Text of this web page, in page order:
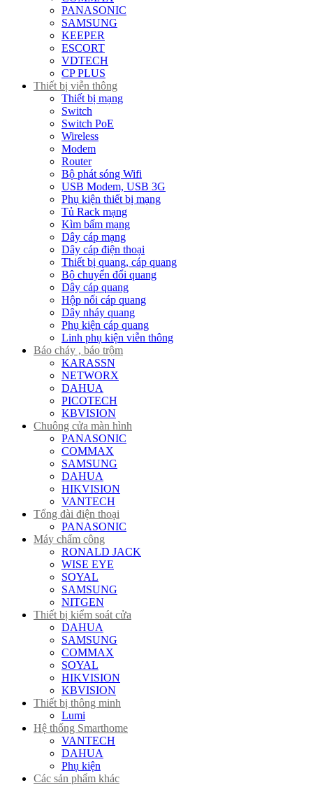
PANASONIC
SAMSUNG
KEEPER
ESCORT
VDTECH
CP PLUS
Thiết bị viễn thông
Thiết bị mạng
Switch
Switch PoE
Wireless
Modem
Router
Bộ phát sóng Wifi
USB Modem, USB 3G
Phụ kiện thiết bị mạng
Tủ Rack mạng
Kìm bấm mạng
Dây cáp mạng
Dây cáp điện thoại
Thiết bị quang, cáp quang
Bộ chuyển đổi quang
Dây cáp quang
Hộp nối cáp quang
Dây nháy quang
Phụ kiện cáp quang
Linh phụ kiện viễn thông
Báo cháy , báo trộm
KARASSN
NETWORX
DAHUA
PICOTECH
KBVISION
Chuông cửa màn hình
PANASONIC
COMMAX
SAMSUNG
DAHUA
HIKVISION
VANTECH
Tổng đài điện thoại
PANASONIC
Máy chấm công
RONALD JACK
WISE EYE
SOYAL
SAMSUNG
NITGEN
Thiết bị kiểm soát cửa
DAHUA
SAMSUNG
COMMAX
SOYAL
HIKVISION
KBVISION
Thiết bị thông minh
Lumi
Hệ thống Smarthome
VANTECH
DAHUA
Phụ kiện
Các sản phẩm khác